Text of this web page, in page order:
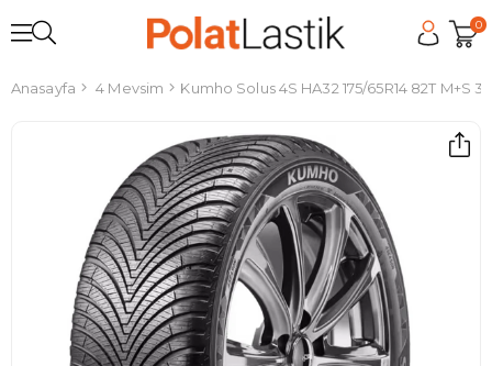
0
Anasayfa 4 Mevsim Kumho Solus 4S HA32 175/65R14 82T M+S